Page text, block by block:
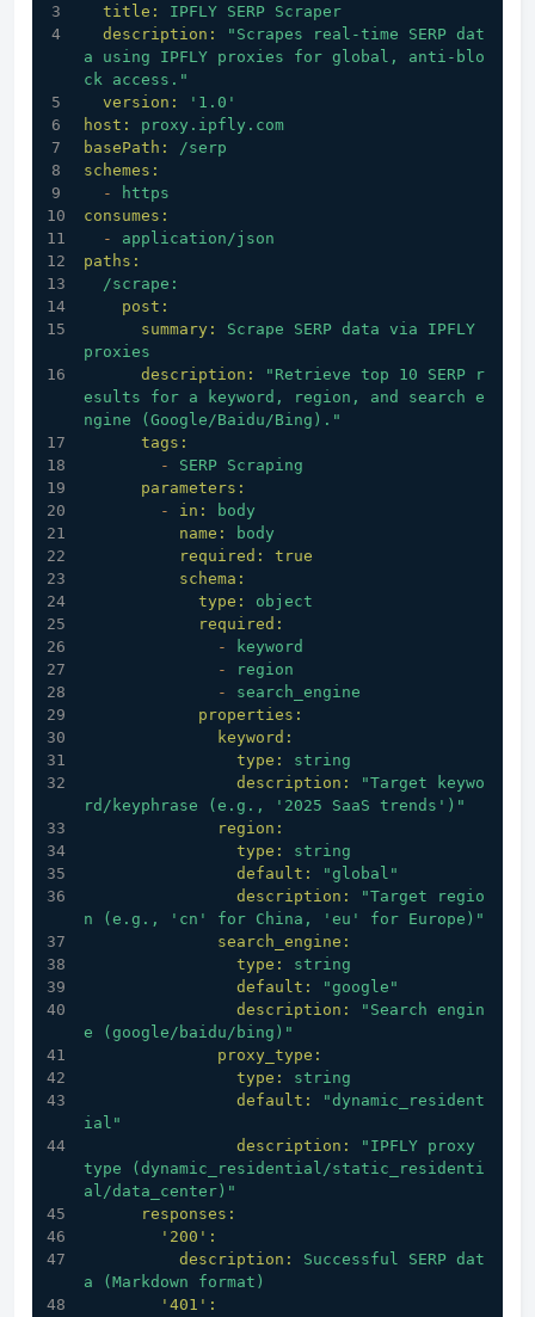
title:
IPFLY SERP Scraper
description:
"Scrapes real-time SERP dat
a using IPFLY proxies for global, anti-blo
ck access."
version:
'1.0'
host:
proxy.ipfly.com
basePath:
/serp
schemes:
-
https
consumes:
-
application/json
paths:
/scrape:
post:
summary:
Scrape SERP data via
IPFLY
proxies
description:
"Retrieve top 10 SERP r
esults for a keyword, region, and search e
ngine (Google/Baidu/Bing)."
tags:
-
SERP Scraping
parameters:
-
in:
body
name:
body
required:
true
schema:
type:
object
required:
-
keyword
-
region
-
search_engine
properties:
keyword:
type:
string
description:
"Target keywo
rd/keyphrase (e.g., '2025 SaaS trends')"
region:
type:
string
default:
"global"
description:
"Target regio
n (e.g., 'cn' for China, 'eu' for Europe)"
search_engine:
type:
string
default:
"google"
description:
"Search engin
e (google/baidu/bing)"
proxy_type:
type:
string
default:
"dynamic_resident
ial"
description:
"IPFLY proxy
type (dynamic_residential/static_residenti
al/data_center)"
responses:
'200':
description:
Successful SERP dat
a
(Markdown
format)
'401':